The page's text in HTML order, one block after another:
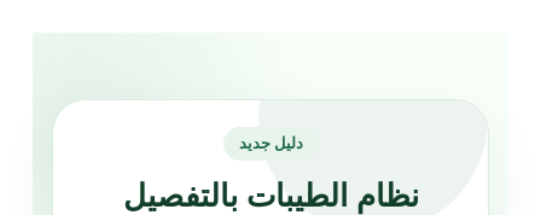
دليل جديد
نظام الطيبات بالتفصيل